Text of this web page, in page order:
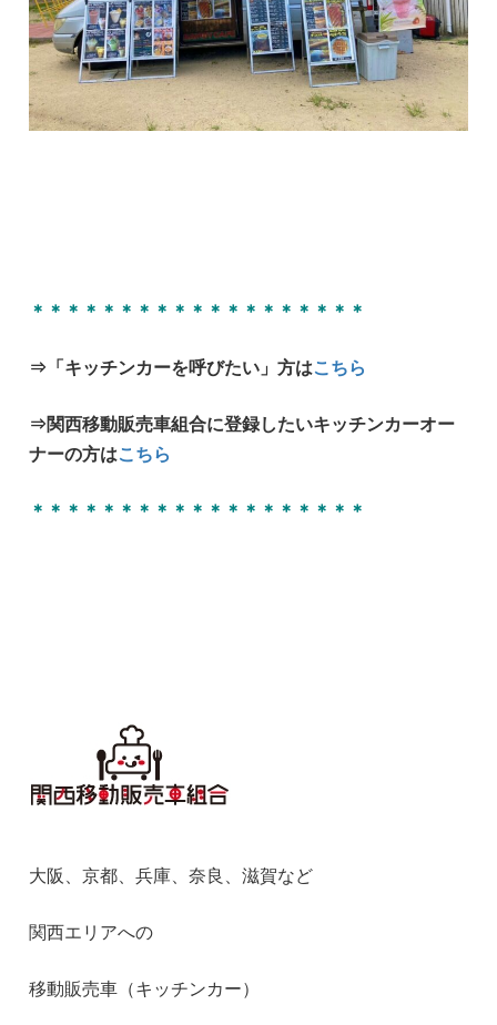
＊＊＊＊＊＊＊＊＊＊＊＊＊＊＊＊＊＊＊
⇒「キッチンカーを呼びたい」方はこちら
⇒関西移動販売車組合に登録したいキッチンカーオー
ナーの方はこちら
＊＊＊＊＊＊＊＊＊＊＊＊＊＊＊＊＊＊＊
大阪、京都、兵庫、奈良、滋賀など
関西エリアへの
移動販売車（キッチンカー）